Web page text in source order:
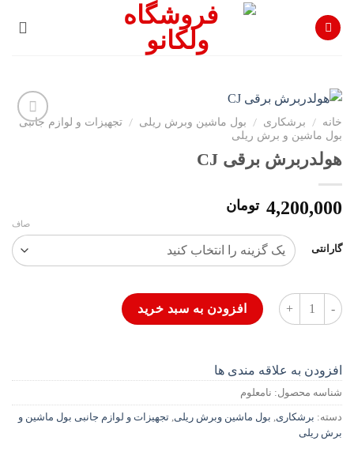
خانه / برشکاری / بول ماشین وبرش ریلی / تجهیزات و لوازم جانبی
بول ماشین و برش ریلی
هولدربرش برقی CJ
4,200,000 تومان
گارانتی
صاف
هولدربرش برقی CJ عدد
افزودن به سبد خرید
افزودن به علاقه مندی ها
شناسه محصول: نامعلوم
دسته: برشکاری بول ماشین وبرش ریلی تجهیزات و لوازم جانبی بول ماشین و
برش ریلی